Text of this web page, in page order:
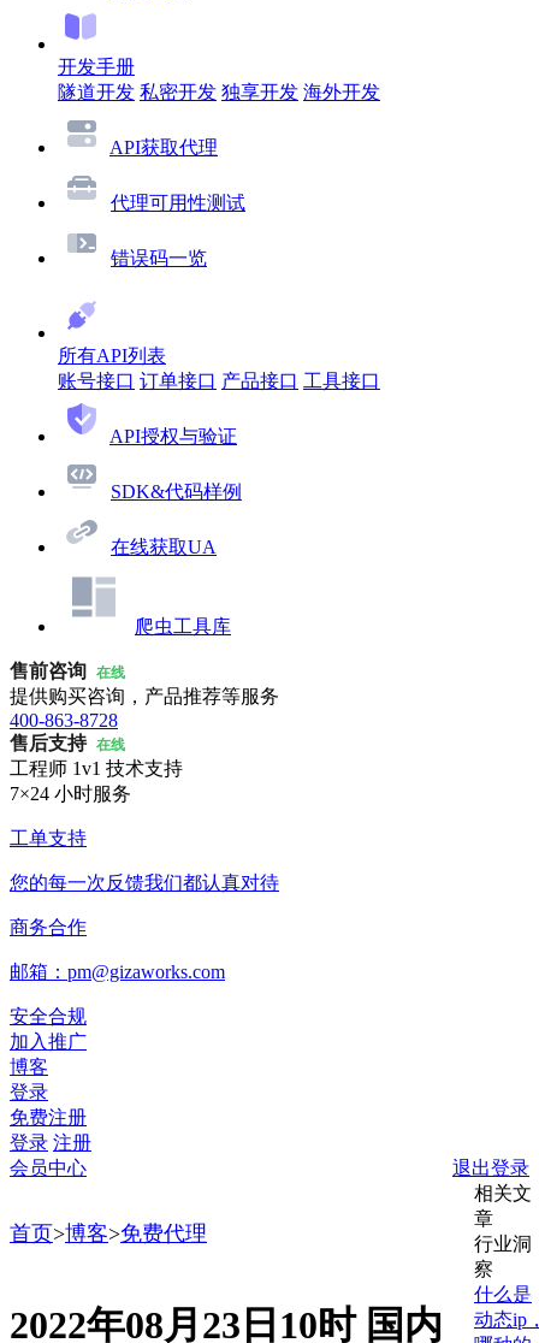
开发手册
隧道开发 私密开发 独享开发 海外开发
API获取代理
代理可用性测试
错误码一览
所有API列表
账号接口 订单接口 产品接口 工具接口
API授权与验证
SDK&代码样例
在线获取UA
爬虫工具库
售前咨询 在线
提供购买咨询，产品推荐等服务
400-863-8728
售后支持 在线
工程师 1v1 技术支持
7×24 小时服务
工单支持
您的每一次反馈我们都认真对待
商务合作
邮箱：pm@gizaworks.com
安全合规
加入推广
博客
登录
免费注册
登录 注册
会员中心
退出登录
首页>博客>免费代理
2022年08月23日10时 国内
相关文
章
行业洞
察
什么是
动态ip